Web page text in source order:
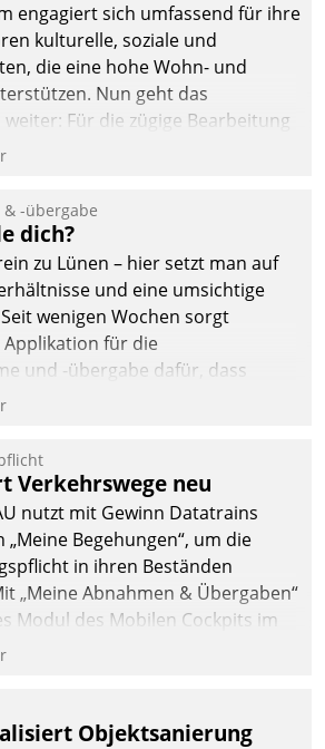
engagiert sich umfassend für ihre
kulturelle, soziale und
die eine hohe Wohn- und
Nun geht das
Für die zügige Bearbeitung
oder Lob – richtet das
einen eigenen Kanal
-übergabe
dich?
zu Lünen – hier setzt man auf
und eine umsichtige
wenigen Wochen sorgt
für die
und -übergabe dafür, dass
kommen und, so es sein muss,
Verkehrswege neu
nutzt mit Gewinn Datatrains
Begehungen“, um die
in ihren Beständen
„Meine Abnahmen & Übergaben“
Modul des Mobilen Cockpits im
Objektsanierung